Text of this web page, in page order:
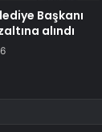
Başkanı
alındı